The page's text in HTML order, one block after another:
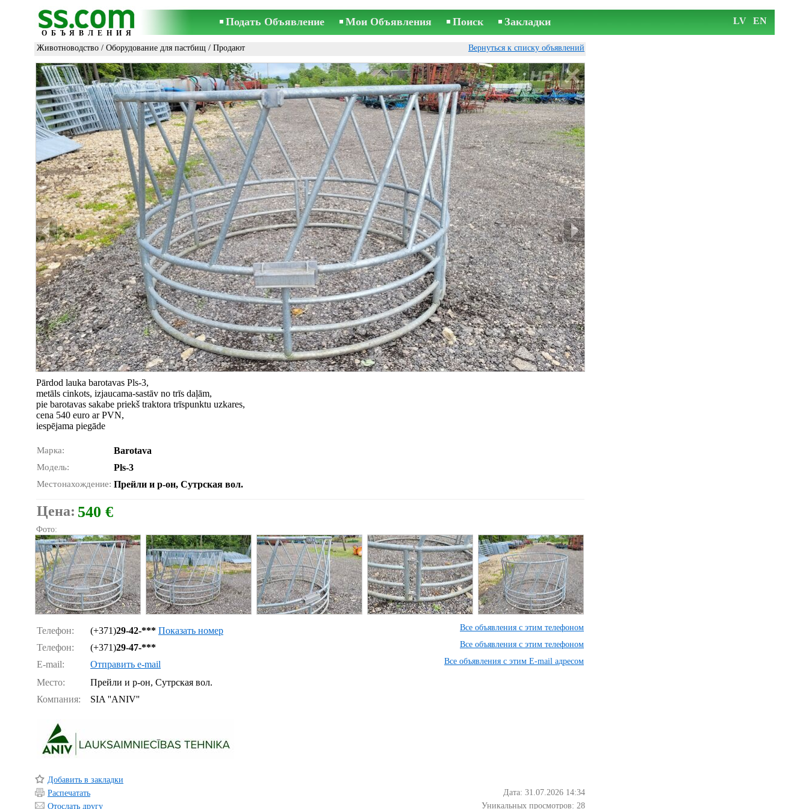
ОБЪЯВЛЕНИЯ
Подать Объявление Мои Объявления Поиск Закладки LV EN
Животноводство / Оборудование для пастбищ / Продают Вернуться к списку объявлений
Pārdod lauka barotavas Pls-3,
metāls cinkots, izjaucama-sastāv no trīs daļām,
pie barotavas sakabe priekš traktora trīspunktu uzkares,
cena 540 euro ar PVN,
iespējama piegāde
Марка: Barotava
Модель: Pls-3
Местонахождение: Прейли и р-он, Сутрская вол.
Цена: 540 €
Фото:
Телефон: (+371)29-42-*** Показать номер Все объявления с этим телефоном
Телефон: (+371)29-47-*** Все объявления с этим телефоном
E-mail: Отправить e-mail Все объявления с этим E-mail адресом
Место:
Прейли и р-он, Сутрская вол.
Компания:
SIA ''ANIV''
Добавить в закладки
Распечатать
Дата: 31.07.2026 14:34
Отослать другу
Уникальных просмотров: 28